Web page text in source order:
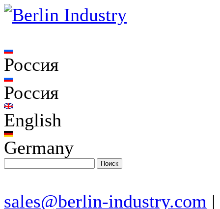
Россия
Россия
English
Germany
sales@berlin-industry.com |